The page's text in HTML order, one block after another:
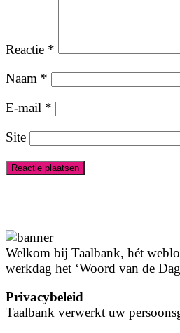
Reactie *
Naam *
E-mail *
Site
Welkom bij Taalbank, hét
werkdag het ‘Woord van de
Privacybeleid
Taalbank verwerkt uw